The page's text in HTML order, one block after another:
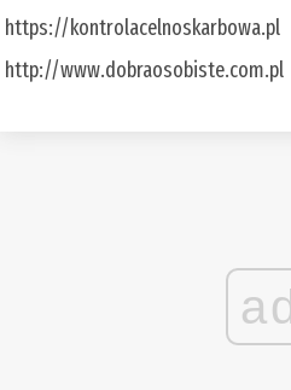
https://kontrolacelnoskarbowa.pl
http://www.dobraosobiste.com.pl
ad